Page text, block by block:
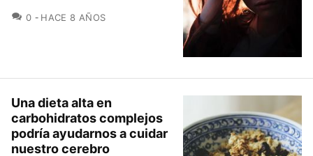
0 COMENTARIOS
HACE 8 AÑOS
Una dieta alta en
carbohidratos complejos
podría ayudarnos a cuidar
nuestro cerebro